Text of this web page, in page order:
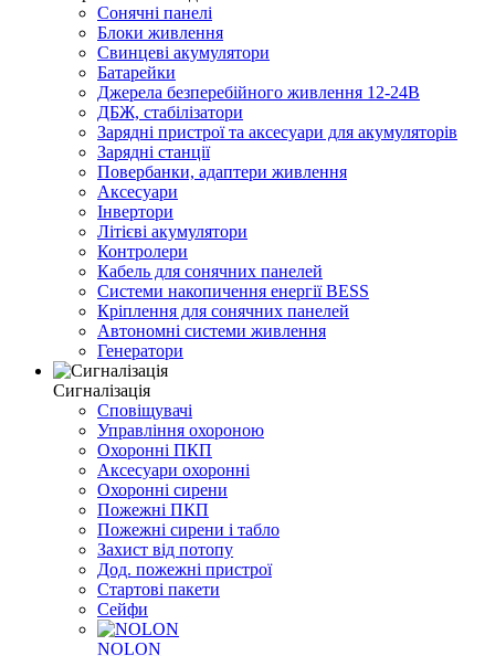
Сонячні панелі
Блоки живлення
Свинцеві акумулятори
Батарейки
Джерела безперебійного живлення 12-24В
ДБЖ, стабілізатори
Зарядні пристрої та аксесуари для акумуляторів
Зарядні станції
Повербанки, адаптери живлення
Аксесуари
Інвертори
Літієві акумулятори
Контролери
Кабель для сонячних панелей
Системи накопичення енергії BESS
Кріплення для сонячних панелей
Автономні системи живлення
Генератори
Сигналізація
Сповіщувачі
Управління охороною
Охоронні ПКП
Аксесуари охоронні
Охоронні сирени
Пожежні ПКП
Пожежні сирени і табло
Захист від потопу
Дод. пожежні пристрої
Стартові пакети
Сейфи
NOLON